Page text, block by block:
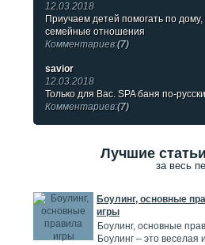
12.03.2018
Приучаем детей помогать по дому,
семейные отношения
Комментариев:(7)
savior
12.03.2018
Только для Вас. SPA баня по-русски
Комментариев:(7)
Лучшие статьи
за весь
Боулинг, основные
игры
Боулинг, основные
Боулинг – это веселая